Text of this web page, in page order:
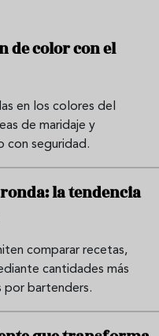
de color con el
en los colores del
de maridaje y
con seguridad.
la tendencia
comparar recetas,
cantidades más
por bartenders.